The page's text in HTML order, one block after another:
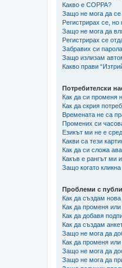
Какво е COPPA?
Защо не мога да се
Регистрирах се, но
Защо не мога да
Регистрирах се
Забравих си
Защо излизам
Какво прави
Потребителски
Как да си променя
Как да скрия
Времената не са
Промених си
Езикът ми не е
Какви са тези
Как да си сложа
Какъв е рангът ми
Защо когато
Проблеми с
Как да създам
Как да променя
Как да добавя
Как да създам
Защо не мога да
Как да променя или
Защо не мога да
Защо не мога да